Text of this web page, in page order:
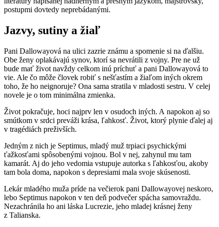
postupmi dovtedy neprebádanými.
Jazvy, sutiny a žiaľ
Pani Dallowayová na ulici zazrie známu a spomenie si na ďalšiu.
Obe ženy oplakávajú synov, ktorí sa nevrátili z vojny. Pre ne už
bude mať život navždy celkom inú príchuť a pani Dallowayová to
vie. Ale čo môže človek robiť s nešťastím a žiaľom iných okrem
toho, že ho neignoruje? Ona sama stratila v mladosti sestru. V celej
novele je o tom minimálna zmienka.
Život pokračuje, hoci najprv len v osudoch iných. A napokon aj so
smútkom v srdci preváži krása, ľahkosť. Život, ktorý plynie ďalej aj
v tragédiách preživších.
Jedným z nich je Septimus, mladý muž trpiaci psychickými
ťažkosťami spôsobenými vojnou. Bol v nej, zahynul mu tam
kamarát. Aj do jeho vedomia vstupuje autorka s ľahkosťou, akoby
tam bola doma, napokon s depresiami mala svoje skúsenosti.
Lekár mladého muža príde na večierok pani Dallowayovej neskoro,
lebo Septimus napokon v ten deň podvečer spácha samovraždu.
Nezachránila ho ani láska Lucrezie, jeho mladej krásnej ženy
z Talianska.